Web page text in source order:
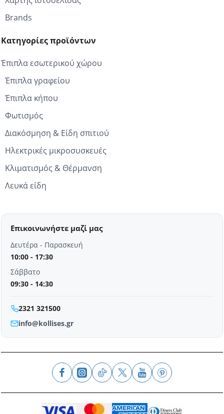
Brands
Κατηγορίες προϊόντων
Έπιπλα εσωτερικού χώρου
Έπιπλα γραφείου
Έπιπλα κήπου
Φωτισμός
Διακόσμηση & Είδη σπιτιού
Ηλεκτρικές μικροσυσκευές
Κλιματισμός & Θέρμανση
Λευκά είδη
Επικοινωνήστε μαζί μας
Δευτέρα - Παρασκευή
10:00 - 17:30
Σάββατο
09:30 - 14:30
2321 321500
info@kollises.gr